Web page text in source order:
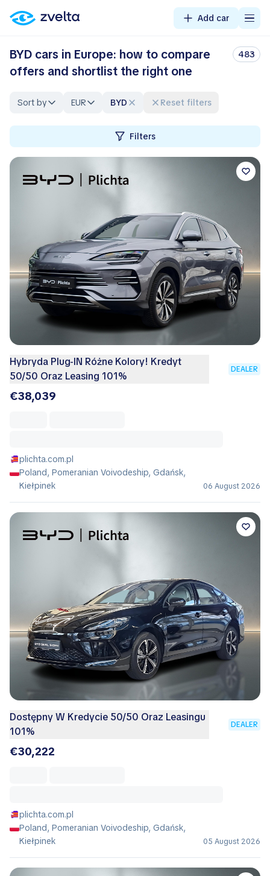
Add car
BYD cars in Europe: how to compare
offers and shortlist the right one
483
Sort by EUR BYD Reset filters
Filters
Hybryda Plug-IN Różne Kolory! Kredyt
50/50 Oraz Leasing 101%
DEALER
€38,039
plichta.com.pl
Poland, Pomeranian Voivodeship, Gdańsk,
Kiełpinek
06 August 2026
Dostępny W Kredycie 50/50 Oraz Leasingu
101%
DEALER
€30,222
plichta.com.pl
Poland, Pomeranian Voivodeship, Gdańsk,
Kiełpinek
05 August 2026